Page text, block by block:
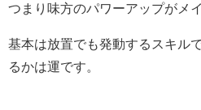
つまり味方のパワーアップがメイ
基本は放置でも発動するスキル
るかは運です。